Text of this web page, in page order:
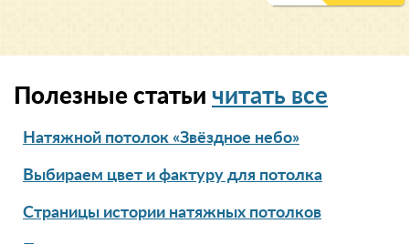
Полезные статьи читать все
Натяжной потолок «Звёздное небо»
Выбираем цвет и фактуру для потолка
Страницы истории натяжных потолков